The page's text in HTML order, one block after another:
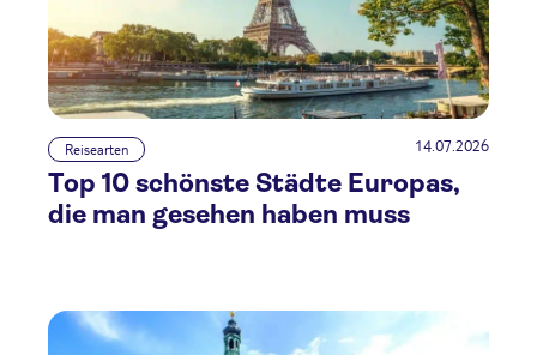
Reisearten 14.07.2026
Top 10 schönste Städte Europas,
die man gesehen haben muss